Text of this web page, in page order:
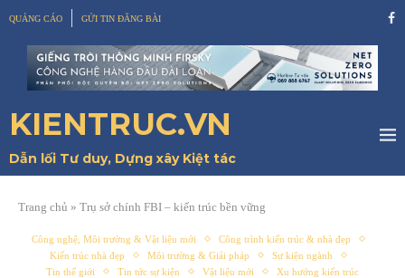
QUẢNG CÁO GỬI TIN ĐĂNG BÀI
KIENTRUC.VN
Dẫn lối Tư duy, Dựng xây Kiệt tác
Trang chủ » Trụ sở chính FBI – kiến trúc bền vững
Công nghệ, Môi trường & Vật liệu mới
Công trình kiến trúc & nhà đẹp
Kiến trúc nhà đẹp
Môi trường & Giải pháp
Sự kiện ngành
Tin thế giới
Tin tức sự kiện Vật liệu mới Xu hướng kiến trúc